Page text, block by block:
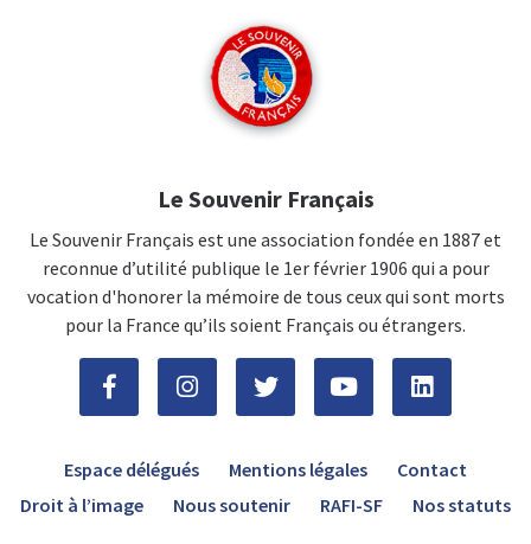
Le Souvenir Français
Le Souvenir Français est une association fondée en 1887 et
reconnue d’utilité publique le 1er février 1906 qui a pour
vocation d'honorer la mémoire de tous ceux qui sont morts
pour la France qu’ils soient Français ou étrangers.
Espace délégués Mentions légales
Contact
Droit à l’image
Nous soutenir RAFI-SF Nos statuts